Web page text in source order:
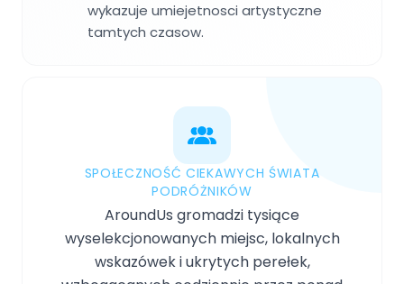
wykazuje umiejetnosci artystyczne
tamtych czasow.
SPOŁECZNOŚĆ CIEKAWYCH ŚWIATA
PODRÓŻNIKÓW
AroundUs gromadzi tysiące
wyselekcjonowanych miejsc, lokalnych
wskazówek i ukrytych perełek,